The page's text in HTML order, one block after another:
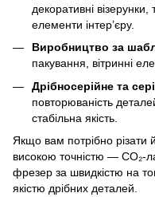
декоративні
елементи інтер’єру.
Виробництво за
пакування, вітринні
Дрібносерійне та
повторюваність
стабільна якість.
Якщо вам потрібно різати
високою точністю — CO₂-
фрезер за швидкістю на
якістю дрібних деталей.